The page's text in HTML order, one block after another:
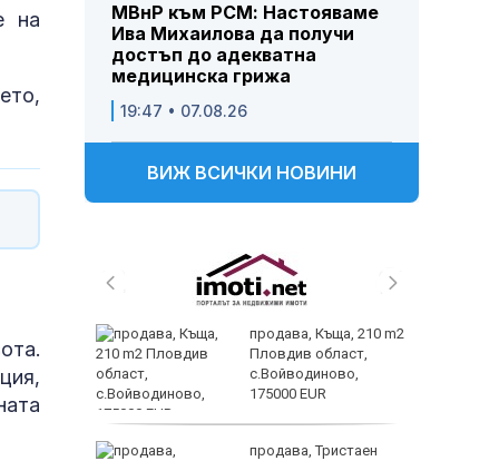
на
МВнР към РСМ: Настояваме
Ива Михаилова да получи
достъп до адекватна
медицинска грижа
19:47 • 07.08.26
ВИЖ ВСИЧКИ НОВИНИ
при
продава, Къща, 210 m2
Пловдив област,
с.Войводиново,
175000 EUR
продава, Тристаен